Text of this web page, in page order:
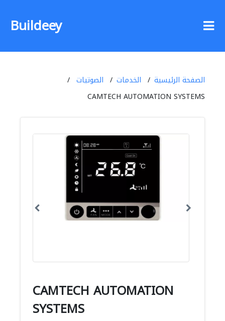
Buildeey
الصفحة الرئيسية الخدمات
الصوتيات
CAMTECH AUTOMATION SYSTEMS
CAMTECH AUTOMATION
SYSTEMS